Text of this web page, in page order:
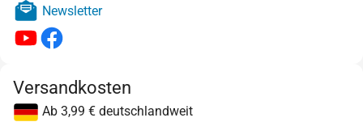
Newsletter
Versandkosten
Ab 3,99 € deutschlandweit